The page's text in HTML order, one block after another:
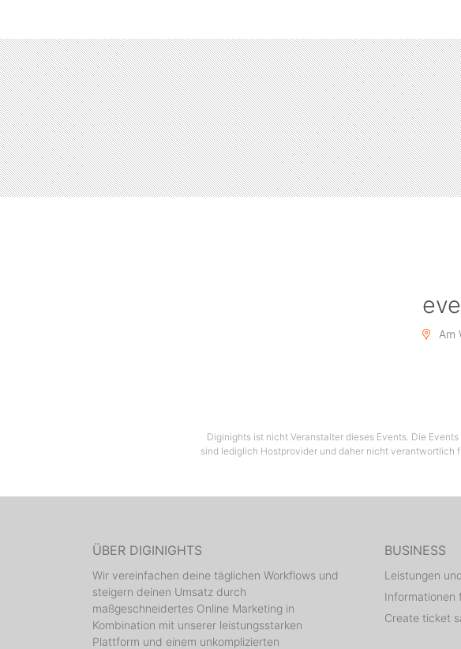
Am
Diginights ist nicht Veranstalter dieses Events. Die
sind lediglich Hostprovider und daher nicht verantwortlich
ÜBER DIGINIGHTS
Wir vereinfachen deine täglichen Workflows und
steigern deinen Umsatz durch
maßgeschneidertes Online Marketing in
Kombination mit unserer leistungsstarken
Plattform und einem unkomplizierten
BUSINESS
Leistungen
Informationen
Create ticket